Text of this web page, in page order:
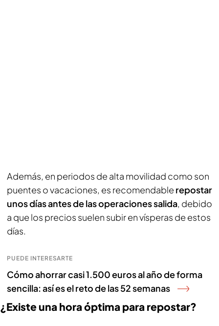
Además, en periodos de alta movilidad como son
puentes o vacaciones, es recomendable repostar
unos días antes de las operaciones salida, debido
a que los precios suelen subir en vísperas de estos
días.
PUEDE INTERESARTE
Cómo ahorrar casi 1.500 euros al año de forma
sencilla: así es el reto de las 52 semanas
¿Existe una hora óptima para repostar?